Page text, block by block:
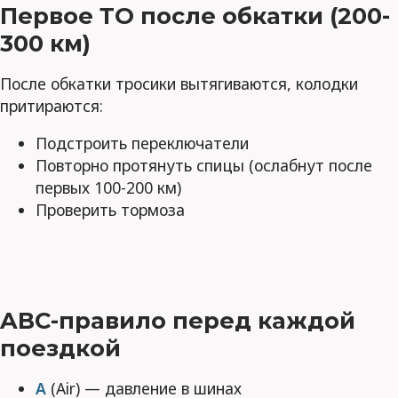
Первое ТО после обкатки (200-
300 км)
После обкатки тросики вытягиваются, колодки
притираются:
Подстроить переключатели
Повторно протянуть спицы (ослабнут после
первых 100-200 км)
Проверить тормоза
ABC-правило перед каждой
поездкой
A (Air) — давление в шинах